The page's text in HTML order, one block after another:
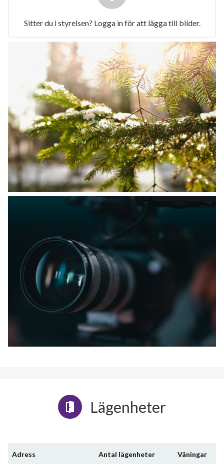
Sitter du i styrelsen? Logga in för att lägga till bilder.
Lägenheter
Adress Antal lägenheter Våningar